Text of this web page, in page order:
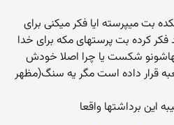
بت میپرسته ایا فکر میکنی برای
کرده بت پرستهای مکه برای خدا
شکست یا چرا اصلا خودش
قرار داده است مگر یه سنگ(مظهر
این برداشتها واقعا